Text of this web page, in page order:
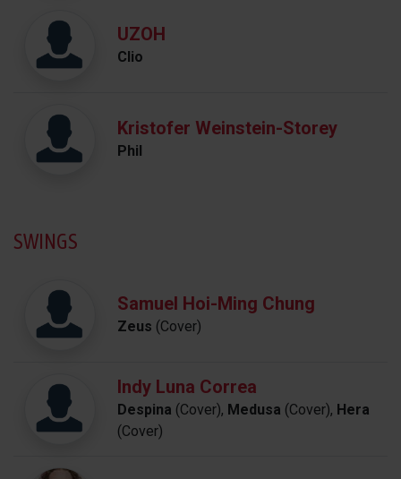
UZOH
Clio
Kristofer Weinstein-Storey
Phil
SWINGS
Samuel Hoi-Ming Chung
Zeus (Cover)
Indy Luna Correa
Despina (Cover), Medusa (Cover), Hera
(Cover)